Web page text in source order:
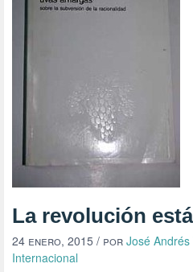
La revolución
24 enero, 2015 / por José
Internacional